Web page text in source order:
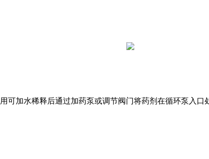
可加水稀释后通过加药泵或调节阀门将药剂在循环泵入口